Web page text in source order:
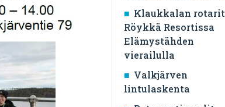
Klaukkalan rotarit
Röykkä Resortissa
Elämystähden
vierailulla
Valkjärven
lintulaskenta